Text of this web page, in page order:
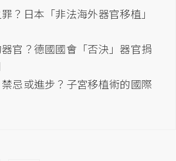
？日本「非法海外器官移植」
官？德國國會「否決」器官捐
禁忌或進步？子宮移植術的國際